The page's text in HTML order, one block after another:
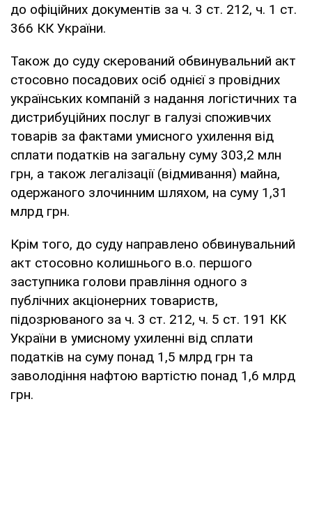
до офіційних документів за ч. 3 ст. 212, ч. 1 ст.
366 КК України.
Також до суду скерований обвинувальний акт
стосовно посадових осіб однієї з провідних
українських компаній з надання логістичних та
дистрибуційних послуг в галузі споживчих
товарів за фактами умисного ухилення від
сплати податків на загальну суму 303,2 млн
грн, а також легалізації (відмивання) майна,
одержаного злочинним шляхом, на суму 1,31
млрд грн.
Крім того, до суду направлено обвинувальний
акт стосовно колишнього в.о. першого
заступника голови правління одного з
публічних акціонерних товариств,
підозрюваного за ч. 3 ст. 212, ч. 5 ст. 191 КК
України в умисному ухиленні від сплати
податків на суму понад 1,5 млрд грн та
заволодіння нафтою вартістю понад 1,6 млрд
грн.